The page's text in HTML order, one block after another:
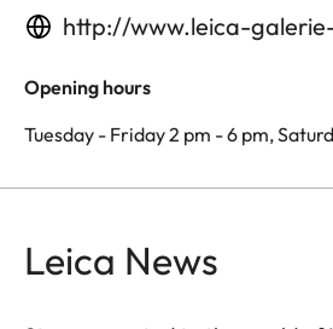
http://www.leica-
Opening hours
Tuesday - Friday 2 pm - 6 pm,
Leica News